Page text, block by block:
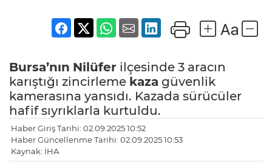
Bursa’nın Nilüfer ilçesinde 3 aracın
karıştığı zincirleme kaza güvenlik
kamerasına yansıdı. Kazada sürücüler
hafif sıyrıklarla kurtuldu.
Haber Giriş Tarihi: 02.09.2025 10:52
Haber Güncellenme Tarihi: 02.09.2025 10:53
Kaynak: İHA